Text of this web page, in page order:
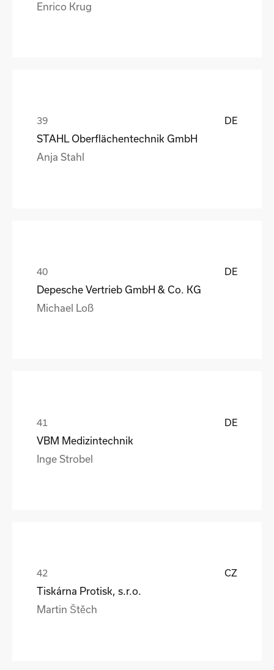
Enrico Krug
DE
STAHL Oberflächentechnik GmbH
Anja Stahl
DE
Depesche Vertrieb GmbH & Co. KG
Michael Loß
DE
VBM Medizintechnik
Inge Strobel
CZ
Tiskárna Protisk, s.r.o.
Martin Štěch